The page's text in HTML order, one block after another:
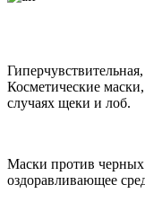
Косметические
случаях щеки и лоб.
Маски против черных
оздоравливающее